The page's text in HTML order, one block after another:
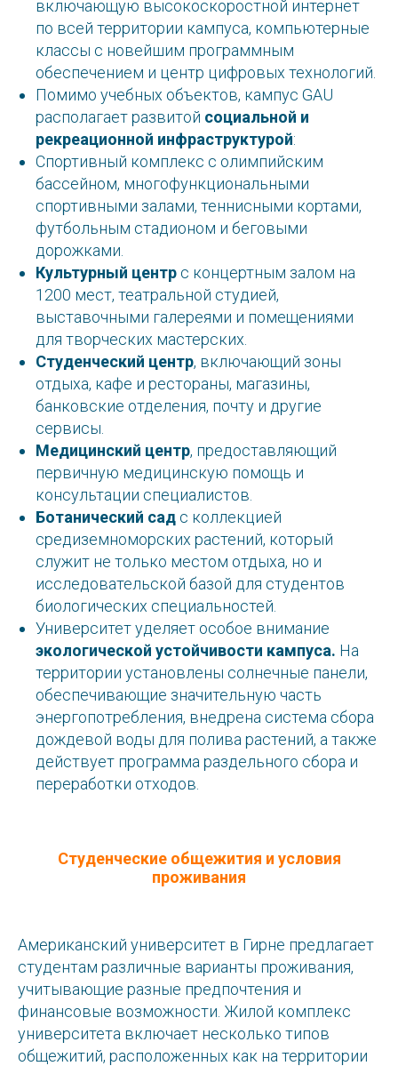
включающую высокоскоростной интернет
по всей территории кампуса, компьютерные
классы с новейшим программным
обеспечением и центр цифровых технологий.
Помимо учебных объектов, кампус GAU
располагает развитой социальной и
рекреационной инфраструктурой:
Спортивный комплекс с олимпийским
бассейном, многофункциональными
спортивными залами, теннисными кортами,
футбольным стадионом и беговыми
дорожками.
Культурный центр с концертным залом на
1200 мест, театральной студией,
выставочными галереями и помещениями
для творческих мастерских.
Студенческий центр, включающий зоны
отдыха, кафе и рестораны, магазины,
банковские отделения, почту и другие
сервисы.
Медицинский центр, предоставляющий
первичную медицинскую помощь и
консультации специалистов.
Ботанический сад с коллекцией
средиземноморских растений, который
служит не только местом отдыха, но и
исследовательской базой для студентов
биологических специальностей.
Университет уделяет особое внимание
экологической устойчивости кампуса. На
территории установлены солнечные панели,
обеспечивающие значительную часть
энергопотребления, внедрена система сбора
дождевой воды для полива растений, а также
действует программа раздельного сбора и
переработки отходов.
Студенческие общежития и условия
проживания
Американский университет в Гирне предлагает
студентам различные варианты проживания,
учитывающие разные предпочтения и
финансовые возможности. Жилой комплекс
университета включает несколько типов
общежитий, расположенных как на территории